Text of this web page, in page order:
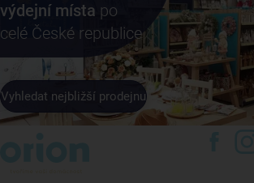
výdejní místa po
celé České republice
Vyhledat nejbližší prodejnu